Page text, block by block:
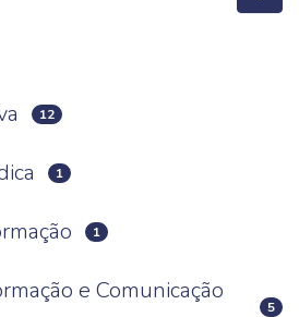
12
1
1
e Comunicação
5